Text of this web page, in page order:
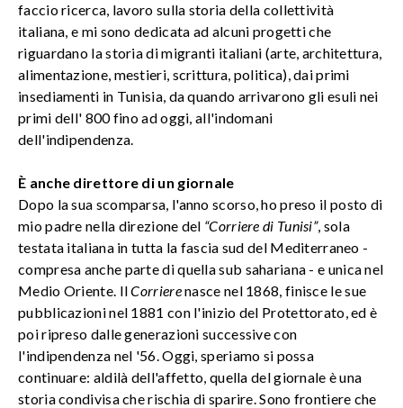
faccio ricerca, lavoro sulla storia della collettività
italiana, e mi sono dedicata ad alcuni progetti che
riguardano la storia di migranti italiani (arte, architettura,
alimentazione, mestieri, scrittura, politica), dai primi
insediamenti in Tunisia, da quando arrivarono gli esuli nei
primi dell' 800 fino ad oggi, all'indomani
dell'indipendenza.
È anche direttore di un giornale
Dopo la sua scomparsa, l'anno scorso, ho preso il posto di
mio padre nella direzione del “Corriere di Tunisi”, sola
testata italiana in tutta la fascia sud del Mediterraneo -
compresa anche parte di quella sub sahariana - e unica nel
Medio Oriente. IlCorrierenasce nel 1868, finisce le sue
pubblicazioni nel 1881 con l'inizio del Protettorato, ed è
poi ripreso dalle generazioni successive con
l'indipendenza nel '56. Oggi, speriamo si possa
continuare: aldilà dell'affetto, quella del giornale è una
storia condivisa che rischia di sparire. Sono frontiere che